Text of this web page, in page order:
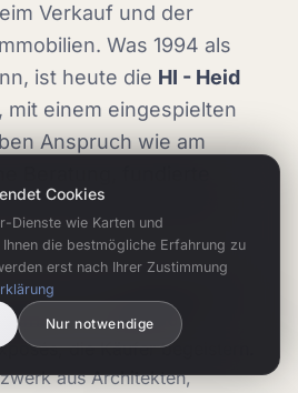
Verkauf und der
Was 1994 als
ist heute die HI - Heid
, mit einem eingespielten
Anspruch wie am
echte Leidenschaft für
wir auf
und 360°-
die Käufer begeistern.
aus Architekten,
Cookies
Dienste wie Karten und
die bestmögliche Erfahrung zu
erst nach Ihrer Zustimmung
Nur notwendige